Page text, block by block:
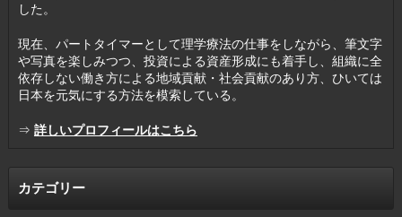
した。
現在、パートタイマーとして理学療法の仕事をしながら、筆文字
や写真を楽しみつつ、投資による資産形成にも着手し、組織に全
依存しない働き方による地域貢献・社会貢献のあり方、ひいては
日本を元気にする方法を模索している。
⇒ 詳しいプロフィールはこちら
カテゴリー